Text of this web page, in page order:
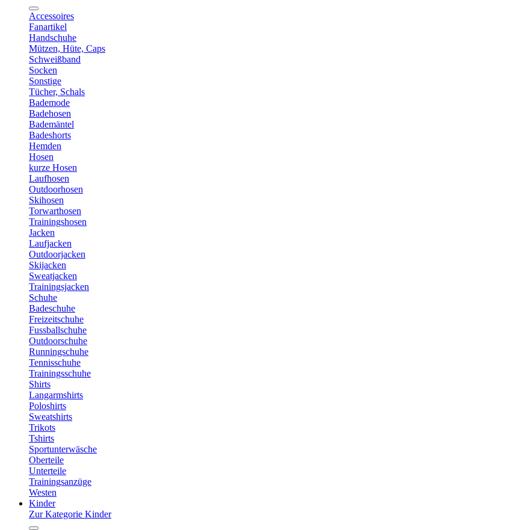
Accessoires
Fanartikel
Handschuhe
Mützen, Hüte, Caps
Schweißband
Socken
Sonstige
Tücher, Schals
Bademode
Badehosen
Bademäntel
Badeshorts
Hemden
Hosen
kurze Hosen
Laufhosen
Outdoorhosen
Skihosen
Torwarthosen
Trainingshosen
Jacken
Laufjacken
Outdoorjacken
Skijacken
Sweatjacken
Trainingsjacken
Schuhe
Badeschuhe
Freizeitschuhe
Fussballschuhe
Outdoorschuhe
Runningschuhe
Tennisschuhe
Trainingsschuhe
Shirts
Langarmshirts
Poloshirts
Sweatshirts
Trikots
Tshirts
Sportunterwäsche
Oberteile
Unterteile
Trainingsanzüge
Westen
Kinder
Zur Kategorie Kinder